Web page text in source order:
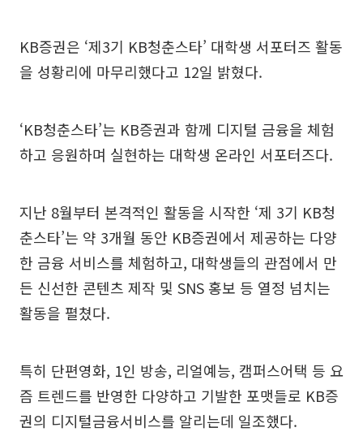
KB증권은 ‘제3기 KB청춘스타’ 대학생 서포터즈 활동
을 성황리에 마무리했다고 12일 밝혔다.
‘KB청춘스타’는 KB증권과 함께 디지털 금융을 체험
하고 응원하며 실현하는 대학생 온라인 서포터즈다.
지난 8월부터 본격적인 활동을 시작한 ‘제 3기 KB청
춘스타’는 약 3개월 동안 KB증권에서 제공하는 다양
한 금융 서비스를 체험하고, 대학생들의 관점에서 만
든 신선한 콘텐츠 제작 및 SNS 홍보 등 열정 넘치는
활동을 펼쳤다.
특히 단편영화, 1인 방송, 리얼예능, 캠퍼스어택 등 요
즘 트렌드를 반영한 다양하고 기발한 포맷들로 KB증
권의 디지털금융서비스를 알리는데 일조했다.